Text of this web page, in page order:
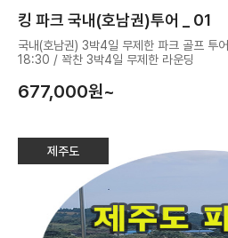
킹 파크 국내(호남권)투어 _ 01
국내(호남권) 3박4일 무제한 파크 골프
18:30 / 꽉찬 3박4일 무제한 라운딩
677,000원~
제주도